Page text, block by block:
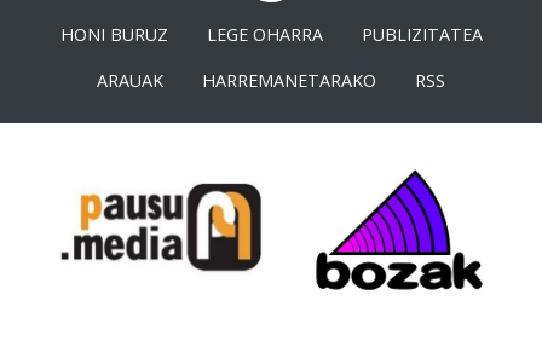
HONI BURUZ LEGE OHARRA
PUBLIZITATEA
ARAUAK
HARREMANETARAKO RSS